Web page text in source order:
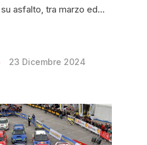
asfalto, tra marzo ed…
23 Dicembre 2024